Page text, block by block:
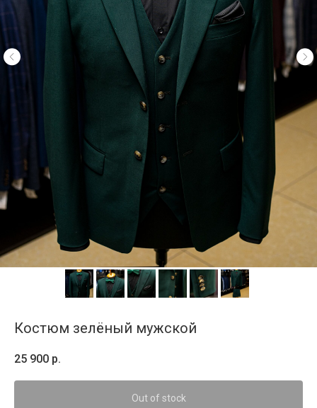
Костюм зелёный мужской
25 900 р.
Out of stock